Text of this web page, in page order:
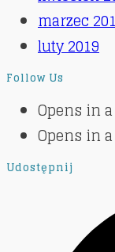
marzec
luty 2019
Follow Us
Opens in
Opens in
Udostępnij